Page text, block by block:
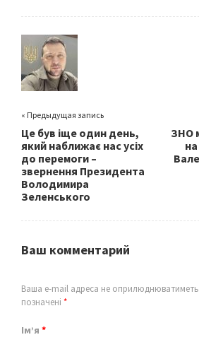
o
o
k
er
« Предыдущая запись
Це був іще один день,
який наближає нас усіх
до перемоги –
звернення Президента
Володимира
Зеленського
ЗНО
Ваш комментарий
Ваша e-mail адреса не
позначені *
Ім’я *